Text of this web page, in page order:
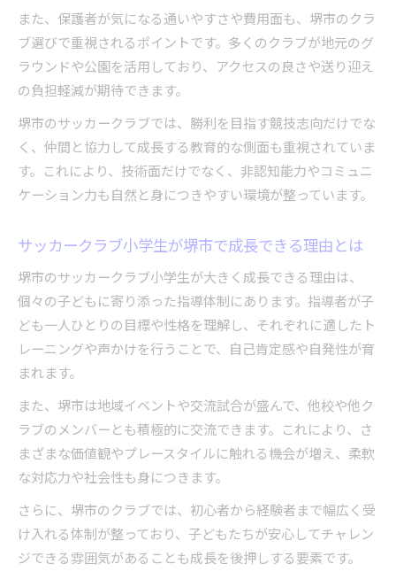
特長
成長と楽しさを両立する堺市サッカークラブ小
学生
最新事情
サッカークラブ小学生が通いやすい堺市の条件
とは
工夫
び方
通いやすさで選ぶ堺市サッカークラブ小学生の
魅力
家計に優しい堺市サッカークラブ小学生の募集ポイ
ント
サッカークラブ小学生の費用比較と堺市の特長
説
サッカークラブ小学生選びで家計を守るコツ堺
市編
また、保護者が気になる通いやすさや費用面も、堺市のクラ
ブ選びで重視されるポイントです。多くのクラブが地元のグ
ラウンドや公園を活用しており、アクセスの良さや送り迎え
の負担軽減が期待できます。
堺市のサッカークラブでは、勝利を目指す競技志向だけでな
く、仲間と協力して成長する教育的な側面も重視されていま
す。これにより、技術面だけでなく、非認知能力やコミュニ
ケーション力も自然と身につきやすい環境が整っています。
サッカークラブ小学生が堺市で成長できる理由とは
堺市のサッカークラブ小学生が大きく成長できる理由は、
個々の子どもに寄り添った指導体制にあります。指導者が子
ども一人ひとりの目標や性格を理解し、それぞれに適したト
レーニングや声かけを行うことで、自己肯定感や自発性が育
まれます。
また、堺市は地域イベントや交流試合が盛んで、他校や他ク
ラブのメンバーとも積極的に交流できます。これにより、さ
まざまな価値観やプレースタイルに触れる機会が増え、柔軟
な対応力や社会性も身につきます。
さらに、堺市のクラブでは、初心者から経験者まで幅広く受
け入れる体制が整っており、子どもたちが安心してチャレン
ジできる雰囲気があることも成長を後押しする要素です。